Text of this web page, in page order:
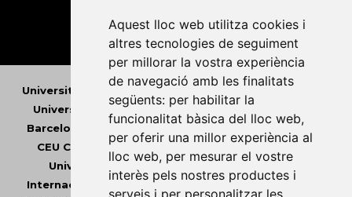
Aquest lloc web utilitza cookies i
altres tecnologies de seguiment
per millorar la vostra experiència
de navegació amb les finalitats
següents: per habilitar la
funcionalitat bàsica del lloc web,
per oferir una millor experiència al
lloc web, per mesurar el vostre
interès pels nostres productes i
serveis i per personalitzar les
Universitat Abat Oliba CEU • Universitat d'Alacant
Universitat d'Andorra
•Universitat Autònoma de
Barcelona
Universitat de Barcelona • Universitat
CEU Cardenal Herrera
Universitat de Girona
•
Universitat de les Illes Balears
•
Universitat
Internacional de Catalunya
• Universitat Jaume I